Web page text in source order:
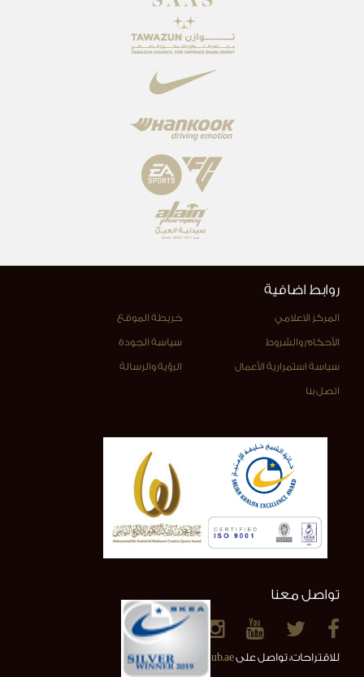
روابط اضافية
المركز الاعلامي خريطة الموقع
الأحكام والشروط سياسة الجودة
سياسة استمرارية الأعمال الرؤية والرسالة
اتصل بنا
تواصل معنا
للاقتراحات، تواصل علىinfo@alainclub.ae